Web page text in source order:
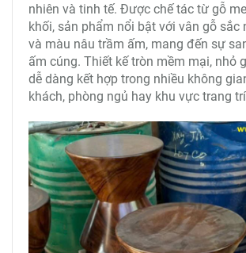
nhiên và tinh tế. Được chế tác từ gỗ
khối, sản phẩm nổi bật với vân gỗ sắc
và màu nâu trầm ấm, mang đến sự
ấm cúng. Thiết kế tròn mềm mại, nhỏ
dễ dàng kết hợp trong nhiều không
khách, phòng ngủ hay khu vực trang